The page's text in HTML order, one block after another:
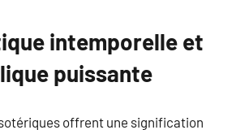
intemporelle et
puissante
offrent une signification